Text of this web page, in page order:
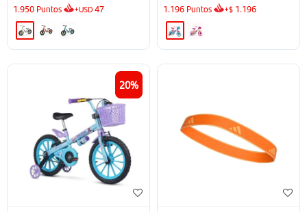
1.950 Puntos +USD47 1.196 Puntos +$ 1.196
20